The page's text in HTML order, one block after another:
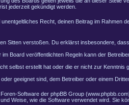
jederzeit gekündigt werden.
Recht, deinen Beitrag im Rahmen
Sitten verstoßen. Du erklärst insbesondere,
Board veröffentlichten Regeln kann der
selbst erstellt hat oder die er nicht zur Kenntnis
geeignet sind, dem Betreiber oder einem
Software der phpBB Group
Weise, wie die Software verwendet wird. Sie